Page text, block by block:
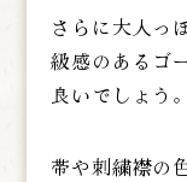
さらに大人っ
級感のあるゴ
良いでしょう。
帯や刺繍襟の